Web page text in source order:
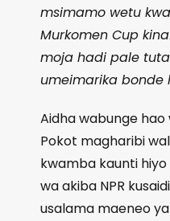
msimamo wetu
Murkomen Cup
moja hadi pale
umeimarika bonde
Aidha wabunge
Pokot magharibi
kwamba kaunti
wa akiba NPR
usalama maeneo